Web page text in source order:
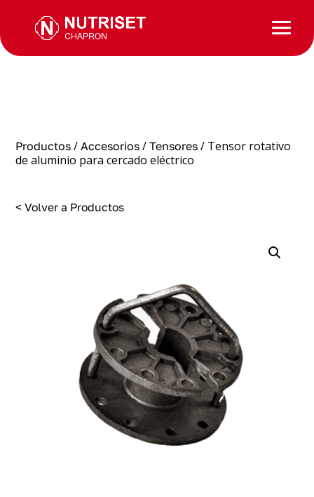
Productos /Accesorios /Tensores / Tensor rotativo
de aluminio para cercado eléctrico
< Volver a Productos